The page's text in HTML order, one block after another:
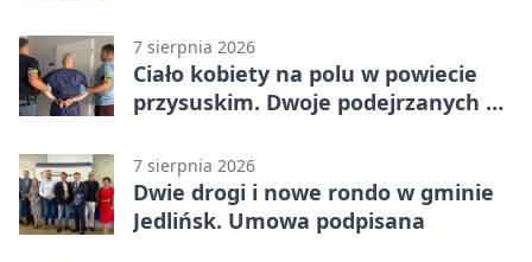
golami pogrążył gospodarzy
7 sierpnia 2026
Ciało kobiety na polu w powiecie
przysuskim. Dwoje podejrzanych w
7 sierpnia 2026
Dwie drogi i nowe rondo w gminie
Jedlińsk. Umowa podpisana